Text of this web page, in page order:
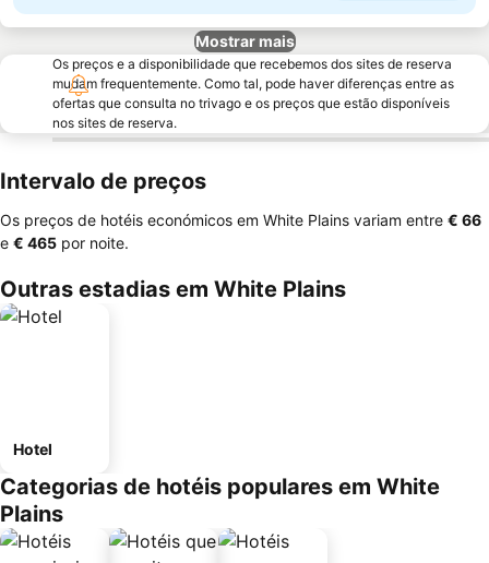
Mostrar mais
Os preços e a disponibilidade que recebemos dos sites de reserva
mudam frequentemente. Como tal, pode haver diferenças entre as
ofertas que consulta no trivago e os preços que estão disponíveis
nos sites de reserva.
Intervalo de preços
Os preços de hotéis económicos em White Plains variam entre ‎€ 66
e ‎€ 465 por noite.
Outras estadias em White Plains
Hotel
Categorias de hotéis populares em White
Plains